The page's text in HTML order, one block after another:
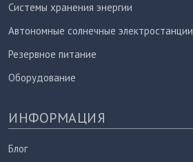
Системы хранения энергии
Автономные солнечные электростанции
Резервное питание
Оборудование
ИНФОРМАЦИЯ
Блог